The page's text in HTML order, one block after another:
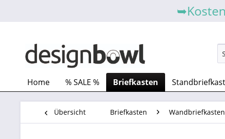
Home % SALE % Briefkasten
Übersicht Briefkasten Wandbriefkasten